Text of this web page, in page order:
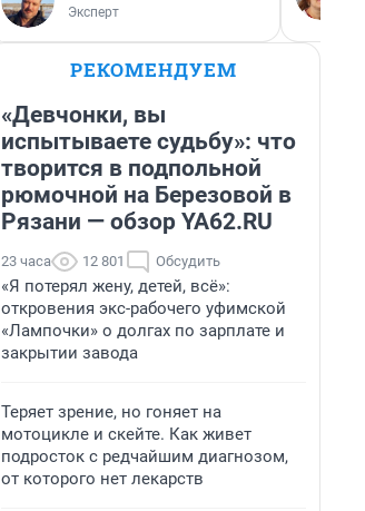
Эксперт
РЕКОМЕНДУЕМ
«Девчонки, вы
испытываете судьбу»: что
творится в подпольной
рюмочной на Березовой в
Рязани — обзор YA62.RU
23 часа 12 801 Обсудить
«Я потерял жену, детей, всё»:
откровения экс-рабочего уфимской
«Лампочки» о долгах по зарплате и
закрытии завода
Теряет зрение, но гоняет на
мотоцикле и скейте. Как живет
подросток с редчайшим диагнозом,
от которого нет лекарств